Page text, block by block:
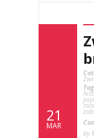
21
MAR
by